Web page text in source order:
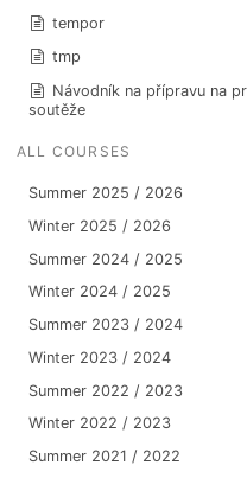
tempor
tmp
Návodník na přípravu na
soutěže
ALL COURSES
Summer 2025 / 2026
Winter 2025 / 2026
Summer 2024 / 2025
Winter 2024 / 2025
Summer 2023 / 2024
Winter 2023 / 2024
Summer 2022 / 2023
Winter 2022 / 2023
Summer 2021 / 2022